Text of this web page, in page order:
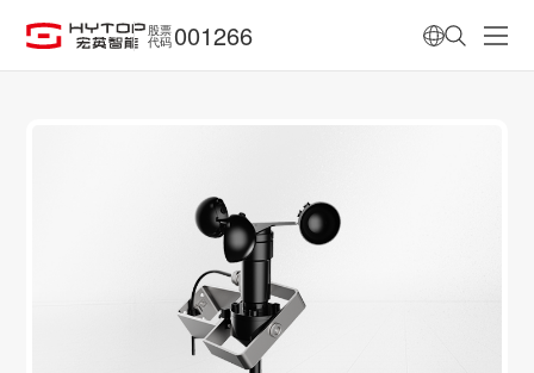
股票
代码 001266